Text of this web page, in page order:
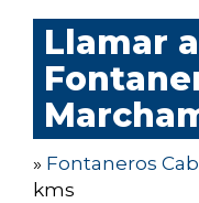
Llamar
» Fontaneros
kms